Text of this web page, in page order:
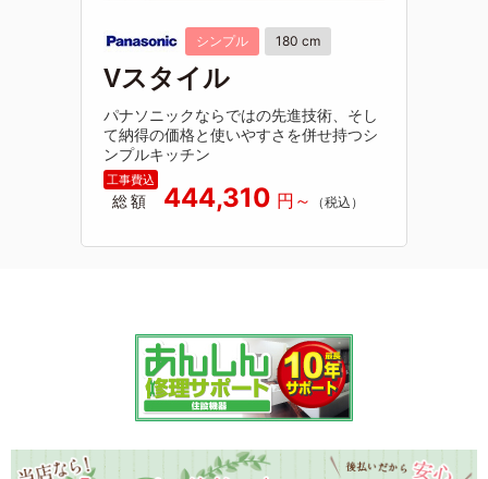
シンプル 180 cm
Vスタイル
パナソニックならではの先進技術、そし
て納得の価格と使いやすさを併せ持つシ
ンプルキッチン
総額 444,310